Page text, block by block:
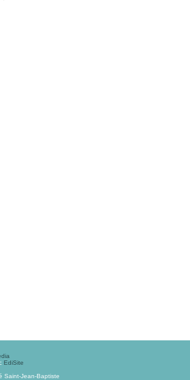
EdiSite
Saint-Jean-Baptiste